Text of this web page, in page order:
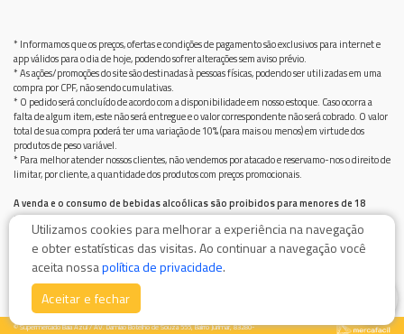
* Informamos que os preços, ofertas e condições de pagamento são exclusivos para internet e
app válidos para o dia de hoje, podendo sofrer alterações sem aviso prévio.
* As ações/promoções do site são destinadas à pessoas físicas, podendo ser utilizadas em uma
compra por CPF, não sendo cumulativas.
* O pedido será concluído de acordo com a disponibilidade em nosso estoque. Caso ocorra a
falta de algum item, este não será entregue e o valor correspondente não será cobrado. O valor
total de sua compra poderá ter uma variação de 10% (para mais ou menos) em virtude dos
produtos de peso variável.
* Para melhor atender nossos clientes, não vendemos por atacado e reservamo-nos o direito de
limitar, por cliente, a quantidade dos produtos com preços promocionais.
A venda e o consumo de bebidas alcoólicas são proibidos para menores de 18
anos.
Bebida alcoólica pode causar dependência química e, em excesso, provoca graves males à saúde.
Beba com moderação
© Supermercado Baía Azul / AV. Damiao Botelho de Souza 555, Bairro Jurimar, 83280-
Utilizamos cookies para melhorar a experiência na navegação
e obter estatísticas das visitas. Ao continuar a navegação você
aceita nossapolítica de privacidade.
Aceitar e fechar